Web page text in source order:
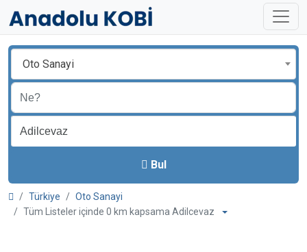
Oto Sanayi
Bul
Türkiye
Oto Sanayi
Tüm Listeler içinde 0 km kapsama Adilcevaz